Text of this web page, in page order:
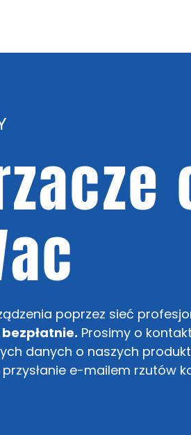
poprzez sieć
Prosimy o
danych o naszych
e-mailem rzutów